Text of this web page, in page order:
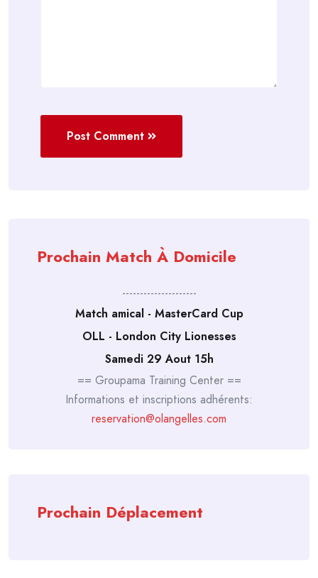
Post Comment
Prochain Match À Domicile
---------------------
Match amical - MasterCard Cup
OLL - London City Lionesses
Samedi 29 Aout 15h
== Groupama Training Center ==
Informations et inscriptions adhérents:
reservation@olangelles.com
Prochain Déplacement